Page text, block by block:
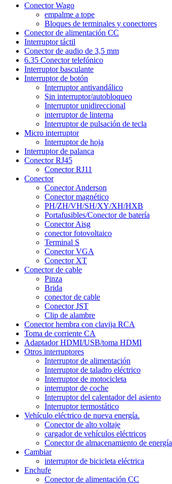
Conector Wago
empalme a tope
Bloques de terminales y conectores
Conector de alimentación CC
Interruptor táctil
Conector de audio de 3,5 mm
6.35 Conector telefónico
Interruptor basculante
Interruptor de botón
Interruptor antivandálico
Sin interruptor/autobloqueo
Interruptor unidireccional
interruptor de linterna
Interruptor de pulsación de tecla
Micro interruptor
Interruptor de hoja
Interruptor de palanca
Conector RJ45
Conector RJ11
Conector
Conector Anderson
Conector magnético
PH/ZH/VH/SH/XY/XH/HXB
Portafusibles/Conector de batería
Conector Aisg
conector fotovoltaico
Terminal S
Conector VGA
Conector XT
Conector de cable
Pinza
Brida
conector de cable
Conector JST
Clip de alambre
Conector hembra con clavija RCA
Toma de corriente CA
Adaptador HDMI/USB/toma HDMI
Otros interruptores
Interruptor de alimentación
Interruptor de taladro eléctrico
Interruptor de motocicleta
interruptor de coche
Interruptor del calentador del asiento
Interruptor termostático
Vehículo eléctrico de nueva energía.
Conector de alto voltaje
cargador de vehículos eléctricos
Conector de almacenamiento de energía
Cambiar
interruptor de bicicleta eléctrica
Enchufe
Conector de alimentación CC